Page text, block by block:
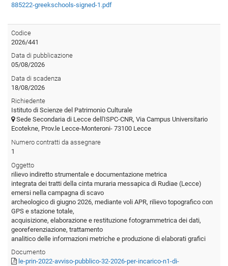
885222-greekschools-signed-1.pdf
Codice
2026/441
Data di pubblicazione
05/08/2026
Data di scadenza
18/08/2026
Richiedente
Istituto di Scienze del Patrimonio Culturale
Sede Secondaria di Lecce dell'ISPC-CNR, Via Campus Universitario
Ecotekne, Prov.le Lecce-Monteroni- 73100 Lecce
Numero contratti da assegnare
1
Oggetto
rilievo indiretto strumentale e documentazione metrica
integrata dei tratti della cinta muraria messapica di Rudiae (Lecce)
emersi nella campagna di scavo
archeologico di giugno 2026, mediante voli APR, rilievo topografico con
GPS e stazione totale,
acquisizione, elaborazione e restituzione fotogrammetrica dei dati,
georeferenziazione, trattamento
analitico delle informazioni metriche e produzione di elaborati grafici
Documento
le-prin-2022-avviso-pubblico-32-2026-per-incarico-n1-di-